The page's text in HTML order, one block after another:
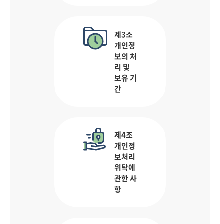
제3조
개인정
보의 처
리 및
보유 기
간
제4조
개인정
보처리
위탁에
관한 사
항